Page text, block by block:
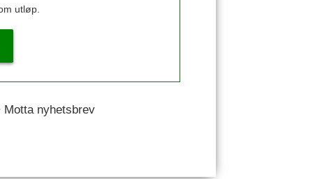
utløp.
Motta nyhetsbrev